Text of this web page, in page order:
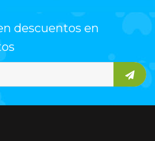
descuentos en